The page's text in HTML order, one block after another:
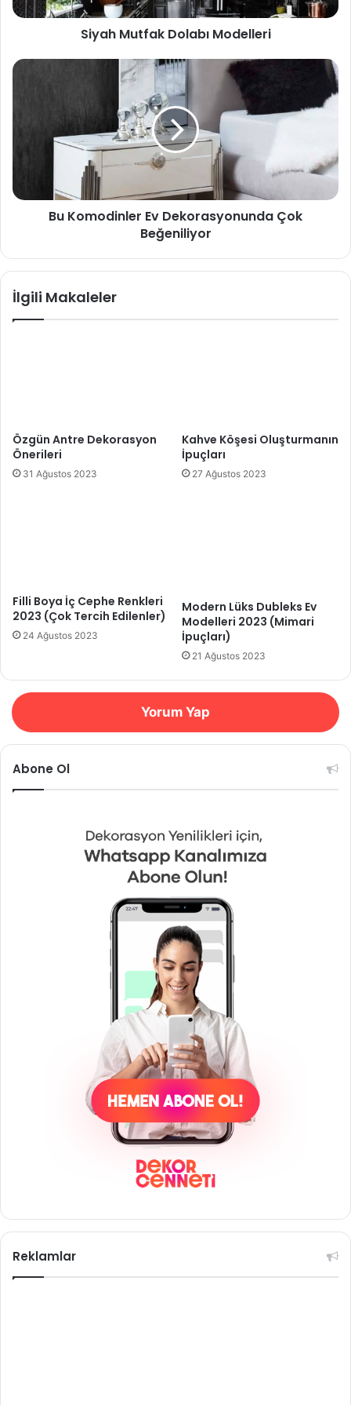
Siyah Mutfak Dolabı Modelleri
Bu Komodinler Ev Dekorasyonunda Çok
Beğeniliyor
İlgili Makaleler
Özgün Antre Dekorasyon
Önerileri
31 Ağustos 2023
Kahve Köşesi Oluşturmanın
İpuçları
27 Ağustos 2023
Filli Boya İç Cephe Renkleri
2023 (Çok Tercih Edilenler)
24 Ağustos 2023
Modern Lüks Dubleks Ev
Modelleri 2023 (Mimari
İpuçları)
21 Ağustos 2023
Yorum Yap
Abone Ol
Reklamlar